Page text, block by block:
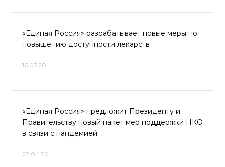
«Единая Россия» разрабатывает новые меры по
повышению доступности лекарств
16.07.20
«Единая Россия» предложит Президенту и
Правительству новый пакет мер поддержки НКО
в связи с пандемией
22.04.20